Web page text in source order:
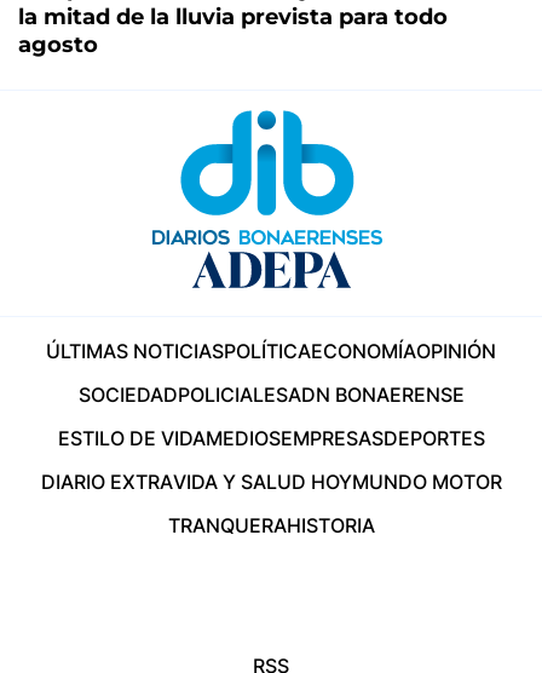
la mitad de la lluvia prevista para todo
agosto
ÚLTIMAS NOTICIASPOLÍTICAECONOMÍAOPINIÓN
SOCIEDADPOLICIALESADN BONAERENSE
ESTILO DE VIDAMEDIOSEMPRESASDEPORTES
DIARIO EXTRAVIDA Y SALUD HOYMUNDO MOTOR
TRANQUERAHISTORIA
RSS